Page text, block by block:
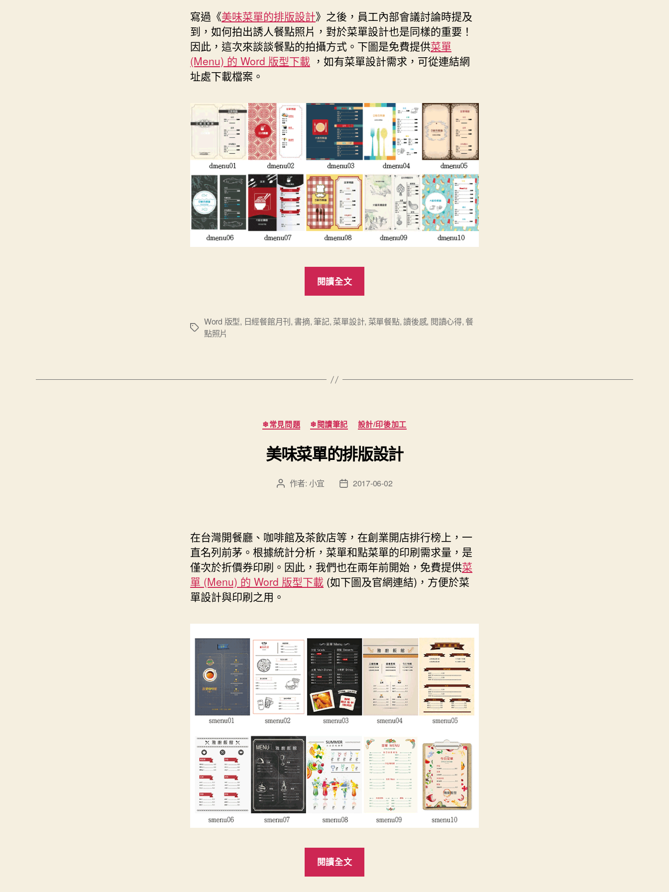
日
期
寫過《美味菜單的排版設計》之後，員工內部會議討論時提及
到，如何拍出誘人餐點照片，對於菜單設計也是同樣的重要！
因此，這次來談談餐點的拍攝方式。下圖是免費提供菜單
(Menu) 的 Word 版型下載 ，如有菜單設計需求，可從連結網
址處下載檔案。
閱讀全文
單
誘
片”
標
Word 版型, 日經餐館月刊, 書摘,筆記, 菜單設計, 菜單餐點,讀後感, 閱讀心得, 餐
點照片
分
類
❄常見問題 ❄閱讀筆記 設計/印後加工
美味菜單的排版設計
文 作者: 小宜
文
日
期
2017-06-02
在台灣開餐廳、咖啡館及茶飲店等，在創業開店排行榜上，一
直名列前茅。根據統計分析，菜單和點菜單的印刷需求量，是
僅次於折價券印刷。因此，我們也在兩年前開始，免費提供菜
單 (Menu) 的 Word 版型下載 (如下圖及官網連結)，方便於菜
單設計與印刷之用。
閱讀全文